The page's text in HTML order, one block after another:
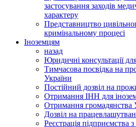
застосування заходів
характеру
Представництво
кримінальному процесі
Іноземцям
назад
Юридичні консультації
Тимчасова посвідка на
України
Постійний дозвіл на
Отримання ІНН для
Отримання громадянства
Дозвіл на
Реєстрація підприємства